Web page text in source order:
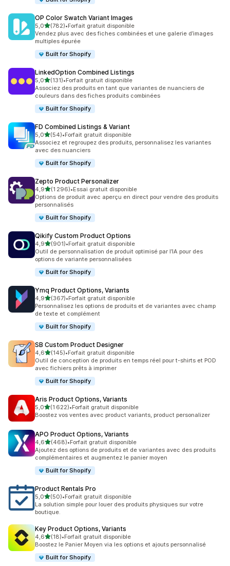
OP Color Swatch Variant Images
5,0étoile(s) sur 5
(782)
782 avis au total
•Forfait gratuit disponible
Vendez plus avec des fiches combinées et une galerie d’images
multiples épurée
Built for Shopify
LinkedOption Combined Listings
5,0étoile(s) sur 5
(131)
131 avis au total
•Forfait gratuit disponible
Associez des produits en tant que variantes de nuanciers de
couleurs dans des fiches produits combinées
Built for Shopify
FD Combined Listings & Variant
5,0étoile(s) sur 5
(54)
54 avis au total
•Forfait gratuit disponible
Associez et regroupez des produits, personnalisez les variantes
avec des nuanciers
Built for Shopify
Zepto Product Personalizer
4,9étoile(s) sur 5
(1 296)
1296 avis au total
•Essai gratuit disponible
Options de produit avec aperçu en direct pour vendre des produits
personnalisés
Built for Shopify
Qikify Custom Product Options
4,9étoile(s) sur 5
(901)
901 avis au total
•Forfait gratuit disponible
Outil de personnalisation de produit optimisé par l’IA pour des
options de variante personnalisées
Built for Shopify
Ymq Product Options, Variants
4,9étoile(s) sur 5
(367)
367 avis au total
•Forfait gratuit disponible
Personnalisez les options de produits et de variantes avec champ
de texte et complément
Built for Shopify
SB Custom Product Designer
4,6étoile(s) sur 5
(145)
145 avis au total
•Forfait gratuit disponible
Outil de conception de produits en temps réel pour t-shirts et POD
avec fichiers prêts à imprimer
Built for Shopify
Aris Product Options, Variants
5,0étoile(s) sur 5
(1 622)
1622 avis au total
•Forfait gratuit disponible
Boostez vos ventes avec product variants, product personalizer
APO Product Options, Variants
4,6étoile(s) sur 5
(468)
468 avis au total
•Forfait gratuit disponible
Ajoutez des options de produits et de variantes avec des produits
complémentaires et augmentez le panier moyen
Built for Shopify
Product Rentals Pro
5,0étoile(s) sur 5
(50)
50 avis au total
•Forfait gratuit disponible
La solution simple pour louer des produits physiques sur votre
boutique.
Key Product Options, Variants
4,6étoile(s) sur 5
(18)
18 avis au total
•Forfait gratuit disponible
Boostez le Panier Moyen via les options et ajouts personnalisé
Built for Shopify